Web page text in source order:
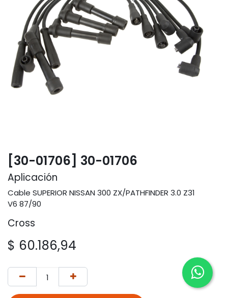
[30-01706] 30-01706
Aplicación
Cable SUPERIOR NISSAN 300 ZX/PATHFINDER 3.0 Z31
V6 87/90
Cross
$ 60.186,94